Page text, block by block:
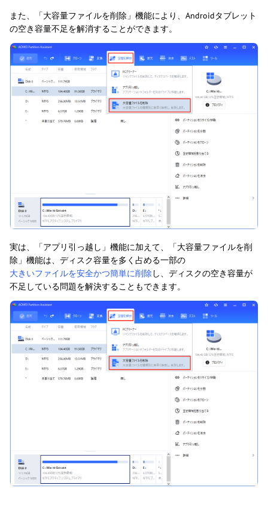
また、「大容量ファイルを削除」機能により、Androidタブレット
の空き容量不足を解消することができます。
実は、「アプリ引っ越し」機能に加えて、「大容量ファイルを削
除」機能は、ディスク容量を多く占める一部の
大きいファイルを安全かつ簡単に削除 し、ディスクの空き容量が
不足している問題を解決することもできます。